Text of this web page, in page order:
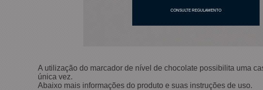
CONSULTE REGULAMENTO
A utilização do marcador de nível de chocolate possibilita uma
única vez.
Abaixo mais informações do produto e suas instruções de uso.